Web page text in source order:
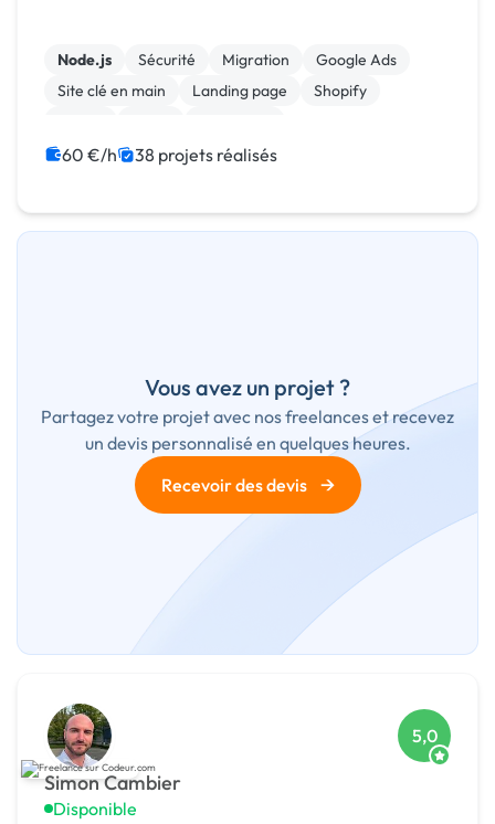
Node.js Sécurité Migration
Google Ads
Site clé en main
Landing page
Shopify
60 €/h 38 projets réalisés
Vous avez un projet ?
Partagez votre projet avec nos freelances et recevez
un devis personnalisé en quelques heures.
Recevoir des devis
→
Simon Cambier
Disponible
5,0